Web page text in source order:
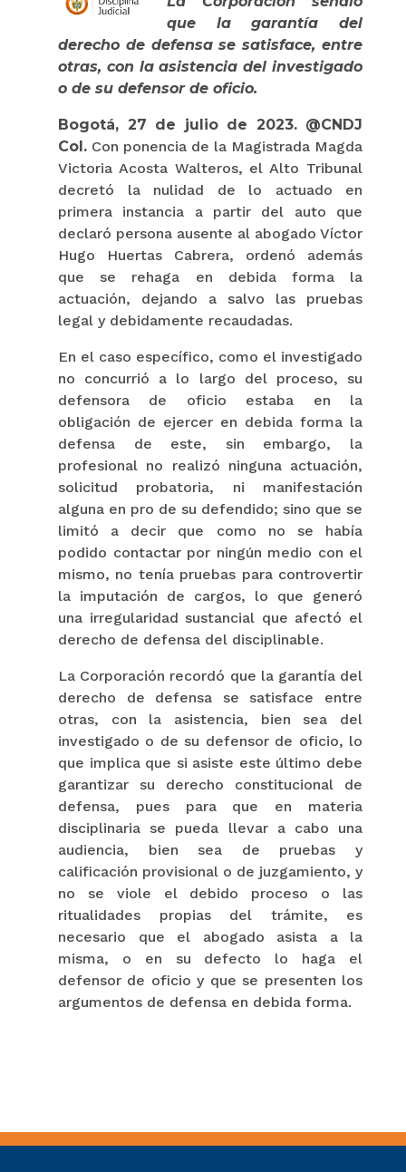
que la garantía del
derecho de defensa se satisface, entre
otras, con la asistencia del investigado
o de su defensor de oficio.
Bogotá, 27 de julio de 2023. @CNDJ
Col. Con ponencia de la Magistrada Magda
Victoria Acosta Walteros, el Alto Tribunal
decretó la nulidad de lo actuado en
primera instancia a partir del auto que
declaró persona ausente al abogado Víctor
Hugo Huertas Cabrera, ordenó además
que se rehaga en debida forma la
actuación, dejando a salvo las pruebas
legal y debidamente recaudadas.
En el caso específico, como el investigado
no concurrió a lo largo del proceso, su
defensora de oficio estaba en la
obligación de ejercer en debida forma la
defensa de este, sin embargo, la
profesional no realizó ninguna actuación,
solicitud probatoria, ni manifestación
alguna en pro de su defendido; sino que se
limitó a decir que como no se había
podido contactar por ningún medio con el
mismo, no tenía pruebas para controvertir
la imputación de cargos, lo que generó
una irregularidad sustancial que afectó el
derecho de defensa del disciplinable.
La Corporación recordó que la garantía del
derecho de defensa se satisface entre
otras, con la asistencia, bien sea del
investigado o de su defensor de oficio, lo
que implica que si asiste este último debe
garantizar su derecho constitucional de
defensa, pues para que en materia
disciplinaria se pueda llevar a cabo una
audiencia, bien sea de pruebas y
calificación provisional o de juzgamiento, y
no se viole el debido proceso o las
ritualidades propias del trámite, es
necesario que el abogado asista a la
misma, o en su defecto lo haga el
defensor de oficio y que se presenten los
argumentos de defensa en debida forma.